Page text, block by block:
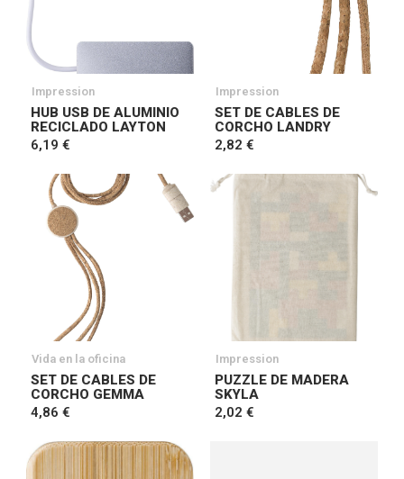
Impression
HUB USB DE ALUMINIO
RECICLADO LAYTON
6,19 €
Impression
SET DE CABLES DE
CORCHO LANDRY
2,82 €
Vida en la oficina
SET DE CABLES DE
CORCHO GEMMA
4,86 €
Impression
PUZZLE DE MADERA
SKYLA
2,02 €